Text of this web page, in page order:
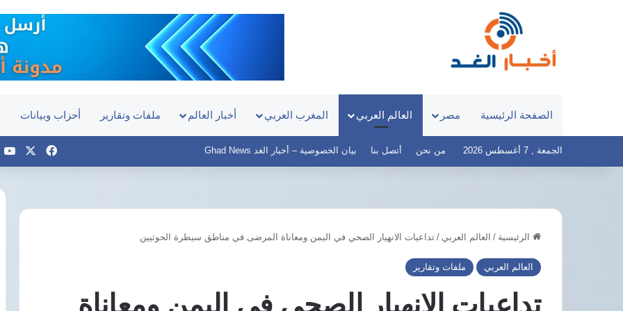
الصفحة الرئيسية مصر العالم العربي المغرب العربي أخبار العالم ملفات وتقارير أحزاب وبيانات
الجمعة , 7 أغسطس 2026 من نحن أتصل بنا بيان الخصوصية – أخبار الغد Ghad News فيسبوك
الرئيسية / العالم العربي / تداعيات الانهيار الصحي في اليمن ومعاناة المرضى في مناطق سيطرة الحوثيين
العالم العربي ملفات وتقارير
وإسبانيا
بسفينة